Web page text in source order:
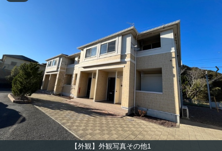
【外観】外観写真その他1